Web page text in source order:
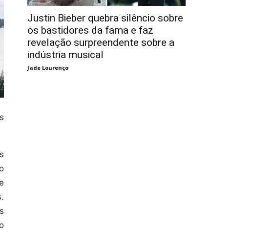
Justin Bieber quebra silêncio sobre
os bastidores da fama e faz
revelação surpreendente sobre a
indústria musical
Jade Lourenço